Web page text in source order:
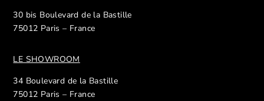
30 bis Boulevard de la Bastille
75012 Paris – France
LE SHOWROOM
34 Boulevard de la Bastille
75012 Paris – France